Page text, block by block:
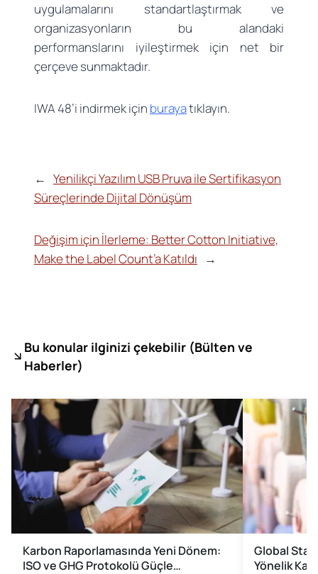
uygulamalarını standartlaştırmak ve
organizasyonların bu alandaki
performanslarını iyileştirmek için net bir
çerçeve sunmaktadır.
IWA 48’i indirmek için burayatıklayın.
← Yenilikçi Yazılım USB Pruva ile Sertifikasyon
Süreçlerinde Dijital Dönüşüm
Değişim için İlerleme: Better Cotton Initiative,
Make the Label Count’a Katıldı
→
Bu konular ilginizi çekebilir (Bülten ve
Haberler)
Karbon Raporlamasında Yeni Dönem:
ISO ve GHG Protokolü Güçle…
Global
Yönelik